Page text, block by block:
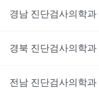
경남 진단검사의학과
경북 진단검사의학과
전남 진단검사의학과